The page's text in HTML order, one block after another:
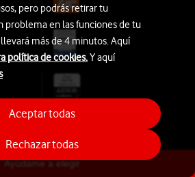
Ayúdame a elegir
pero podrás retirar tu
problema en las funciones de tu
más de 4 minutos. Aquí
política de cookies.Y aquí
Rechazar todas
Aceptar todas